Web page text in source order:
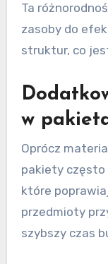
Ta
zasoby do
struktur, co
w
Oprócz
pakiety często
które
przedmioty
szybszy czas